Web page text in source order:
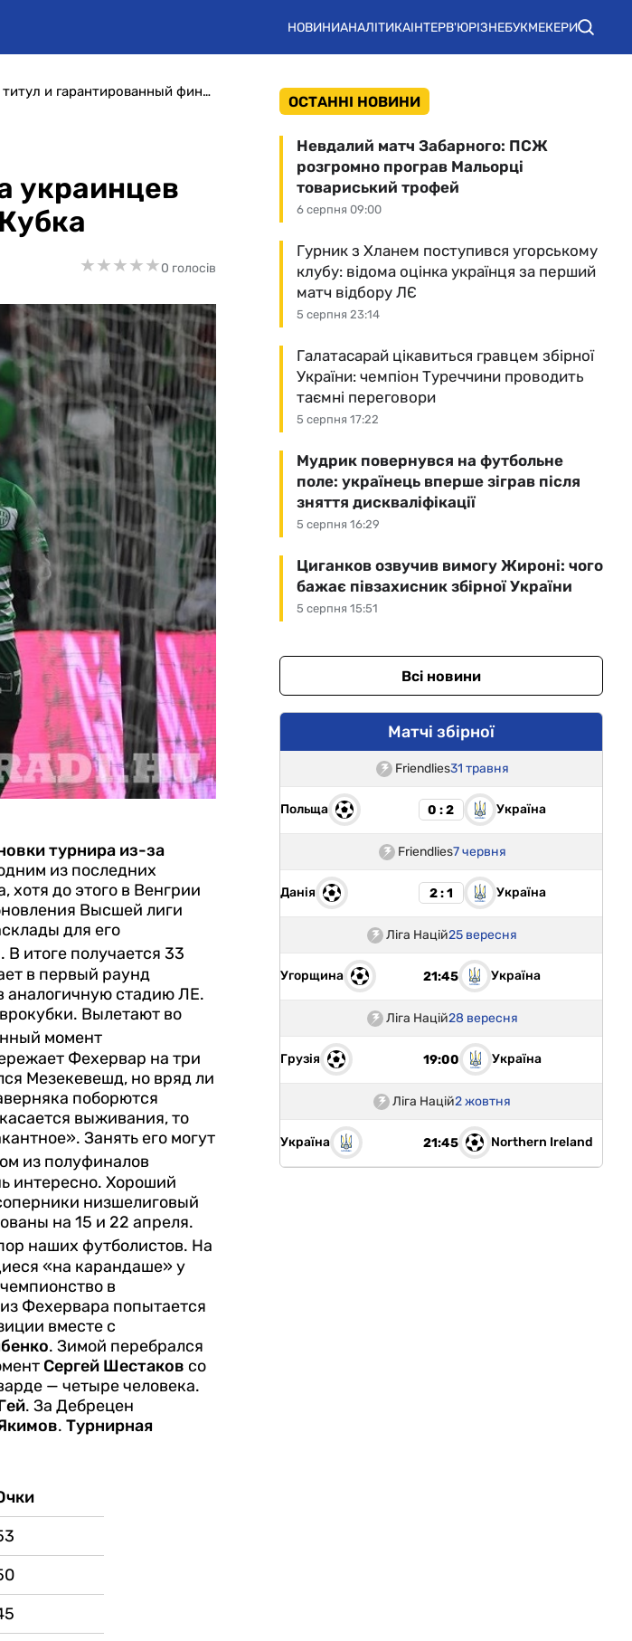
НОВИНИАНАЛІТИКАІНТЕРВ'ЮРІЗНЕБУКМЕКЕРИ
Чемпионат Венгрии на паузе: борьба украинцев за титул и гарантированный финал Кубка
украинцев
★★★★★
★★★★★0 голосів
турнира из-за
из последних
хотя до этого в Венгрии
Высшей лиги
для его
В итоге получается 33
в первый раунд
аналогичную стадию ЛЕ.
Вылетают во
момент
Фехервар на три
Мезекевешд, но вряд ли
поборются
выживания, то
Занять его могут
из полуфиналов
интересно. Хороший
низшелиговый
на 15 и 22 апреля.
наших футболистов. На
«на карандаше» у
в
из Фехервара попытается
вместе с
. Зимой перебрался
Сергей Шестаков со
— четыре человека.
. За Дебрецен
. Турнирная
ОСТАННІ НОВИНИ
6 серпня 09:00
Невдалий матч Забарного: ПСЖ
розгромно програв Мальорці
товариський трофей
5 серпня 23:14
Гурник з Хланем поступився угорському
клубу: відома оцінка українця за перший
матч відбору ЛЄ
5 серпня 17:22
Галатасарай цікавиться гравцем збірної
України: чемпіон Туреччини проводить
таємні переговори
5 серпня 16:29
Мудрик повернувся на футбольне
поле: українець вперше зіграв після
зняття дискваліфікації
5 серпня 15:51
Циганков озвучив вимогу Жироні: чого
бажає півзахисник збірної України
Всі новини
Матчі збірної
Friendlies31 травня
Польща 0 : 2 Україна
Friendlies7 червня
Данія 2 : 1 Україна
Ліга Націй25 вересня
Угорщина 21:45 Україна
Ліга Націй28 вересня
Грузія 19:00 Україна
Ліга Націй2 жовтня
Україна 21:45 Northern Ireland